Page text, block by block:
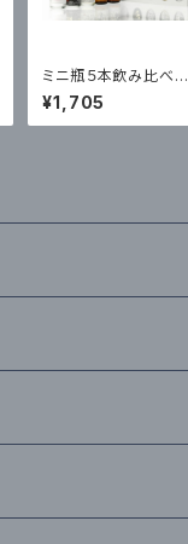
ミニ瓶５本飲み比べ
日本遺産セット 箱入
¥1,705